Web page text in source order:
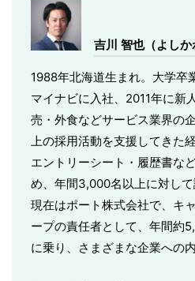
吉川 智也（よしか
1988年北海道生まれ。大学卒
マイナビに入社、2011年に新
売・外食などサービス業界の
上の採用活動を支援してきた
エントリーシート・履歴書な
め、年間3,000名以上に対して
現在はポート株式会社で、キ
ープの責任者として、年間約
に乗り、さまざまな企業への